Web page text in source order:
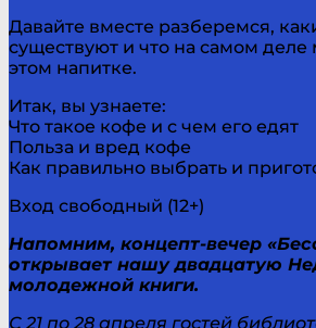
Давайте вместе разберемся,
существуют и что на самом деле
этом напитке.
Итак, вы узнаете:
Что такое кофе и с чем его едят
Польза и вред кофе
Как правильно выбрать и
Вход свободный (12+)
Напомним, концепт-вечер
открывает нашу двадцатую
молодежной книги.
С 21 по 28 апреля гостей